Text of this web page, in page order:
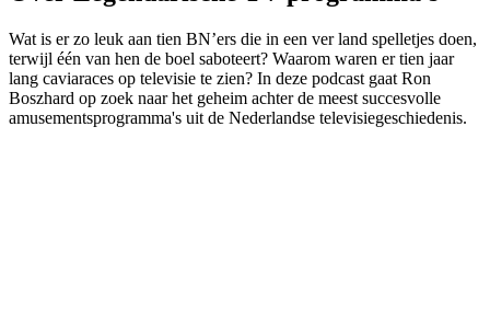
Wat is er zo leuk aan tien BN’ers die in een ver land spelletjes doen,
terwijl één van hen de boel saboteert? Waarom waren er tien jaar
lang caviaraces op televisie te zien? In deze podcast gaat Ron
Boszhard op zoek naar het geheim achter de meest succesvolle
amusementsprogramma's uit de Nederlandse televisiegeschiedenis.